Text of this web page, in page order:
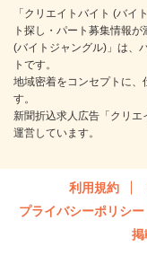
「クリエイトバイト (バイ
ト探し・パート募集情報
(バイトジャングル)」は、
トです。
地域密着をコンセプトに、
す。
新聞折込求人広告「クリ
運営しています。
利用規約
プライバシーポリシー
掲